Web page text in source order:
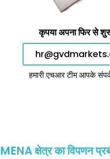
कृपया अपना फिर से
हमारी एचआर टीम आपके
MENA क्षेत्र का विपणन